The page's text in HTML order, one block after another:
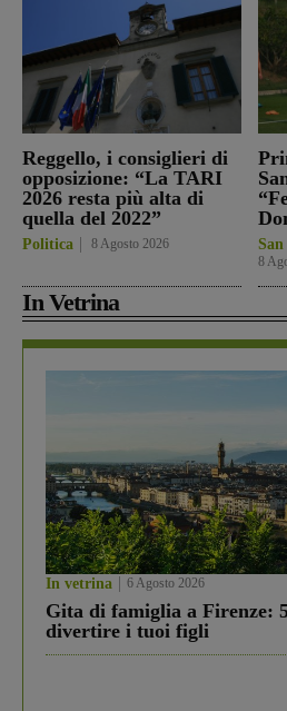
Reggello, i consiglieri di
opposizione: “La TARI
2026 resta più alta di
quella del 2022”
Politica 8 Agosto 2026
8
In Vetrina
In vetrina 6 Agosto 2026
Gita di famiglia a Firenze:
divertire i tuoi figli